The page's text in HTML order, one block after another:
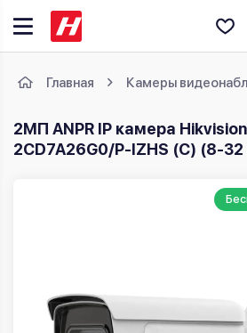
Главная Камеры
2МП ANPR IP камера
2CD7A26G0/P-IZHS (C) (8-